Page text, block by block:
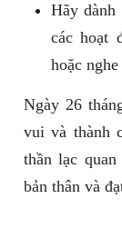
Hãy
các hoạt
hoặc nghe
Ngày 26
vui và thành
thần lạc
bản thân và